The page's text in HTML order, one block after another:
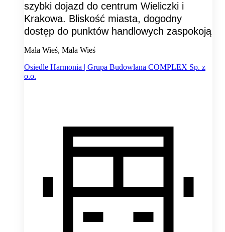
szybki dojazd do centrum Wieliczki i
Krakowa. Bliskość miasta, dogodny
dostęp do punktów handlowych zaspokoją
Mała Wieś, Mała Wieś
Osiedle Harmonia | Grupa Budowlana COMPLEX Sp. z
o.o.